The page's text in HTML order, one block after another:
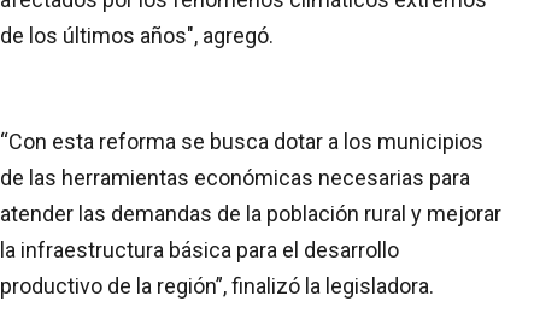
de los últimos años", agregó.
“Con esta reforma se busca dotar a los municipios
de las herramientas económicas necesarias para
atender las demandas de la población rural y mejorar
la infraestructura básica para el desarrollo
productivo de la región”, finalizó la legisladora.